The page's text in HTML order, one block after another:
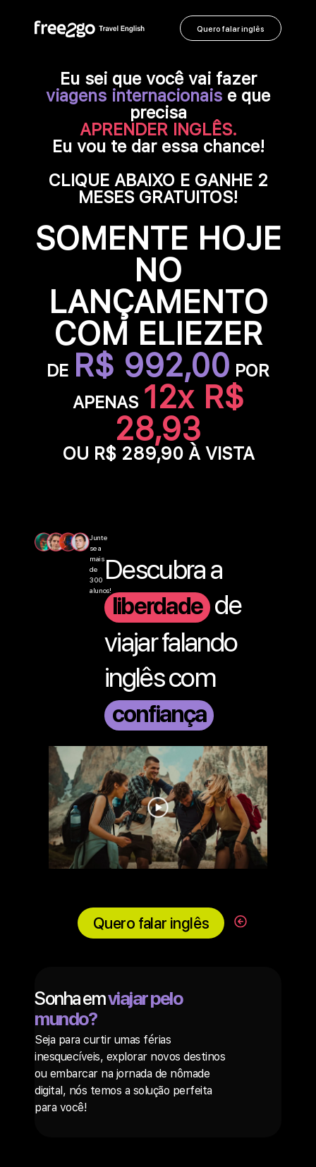
Quero falar inglês
Eu sei que você vai fazer
viagens internacionais e que
precisa
APRENDER INGLÊS.
Eu vou te dar essa chance!
CLIQUE ABAIXO E GANHE 2
MESES GRATUITOS!
SOMENTE HOJE
NO
LANÇAMENTO
COM ELIEZER
DE R$ 992,00 POR
APENAS 12x R$
28,93
OU R$ 289,90 À VISTA
Junte
se a
mais
de
300
alunos!
Descubra a
liberdadede
viajar falando
inglês com
confiança
Quero falar inglês
Sonha emviajar pelo
mundo?
Seja para curtir umas férias
inesquecíveis, explorar novos destinos
ou embarcar na jornada de nômade
digital, nós temos a solução perfeita
para você!